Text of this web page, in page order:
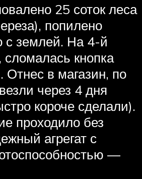
25 соток леса
попилено
с землей. На 4-й
кнопка
Отнес в магазин, по
через 4 дня
короче сделали).
проходило без
агрегат с
—